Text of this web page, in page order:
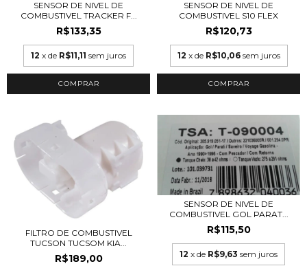
SENSOR DE NIVEL DE
COMBUSTIVEL TRACKER F...
R$133,35
12 x de R$11,11 sem juros
SENSOR DE NIVEL DE
COMBUSTIVEL S10 FLEX
R$120,73
12 x de R$10,06 sem juros
FILTRO DE COMBUSTIVEL
TUCSON TUCSOM KIA...
R$189,00
SENSOR DE NIVEL DE
COMBUSTIVEL GOL PARAT...
R$115,50
12 x de R$9,63 sem juros